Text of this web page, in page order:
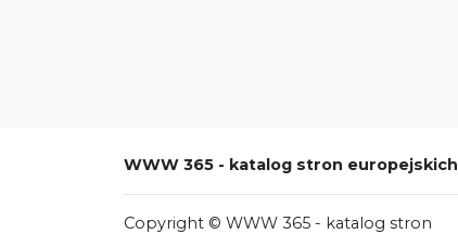
WWW 365 - katalog stron europejskich
Copyright © WWW 365 - katalog stron